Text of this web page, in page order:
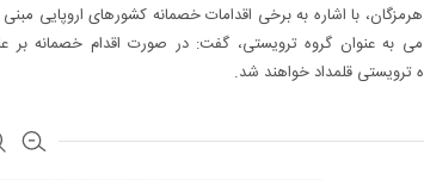
با اشاره به برخی اقدامات خصمانه کشورهای اروپایی
به عنوان گروه ترویستی، گفت: در صورت اقدام خصمانه بر
ترویستی قلمداد خواهند شد.